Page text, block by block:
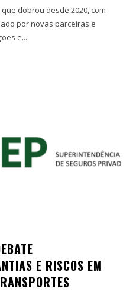
dobrou desde 2020, com
por novas parceiras e
e...
E RISCOS EM